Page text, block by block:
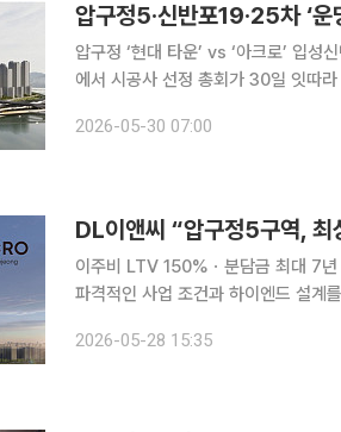
압구정5·신반포19·25차 ‘
압구정 ‘현대 타운’ vs ‘아크로’ 입성신반포 ‘래
에서 시공사 선정 총회가 30일 잇따
2026-05-30 07:00
DL이앤씨 “압구정5구역, 최
이주비 LTV 150%ㆍ분담금 최대 7년 유예 등 내세워 DL이앤씨가
파격적인 사업 조건과 하이엔드 설계
2026-05-28 15:35